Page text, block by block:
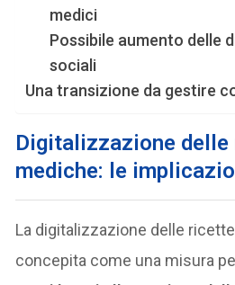
medici
Possibile aumento delle
sociali
Una transizione da gestire
Digitalizzazione
mediche: le
La digitalizzazione delle
concepita come una misura